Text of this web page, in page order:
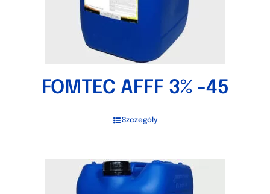
FOMTEC AFFF 3% -45
Szczegóły